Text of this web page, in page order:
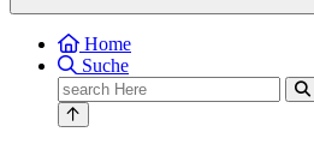
Home
Suche
Search
for: